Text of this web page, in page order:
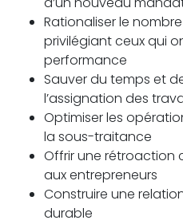
Rationaliser le
privilégiant ceux qui
performance
Sauver du temps et
l’assignation des
Optimiser les
la sous-traitance
Offrir une rétroaction
aux entrepreneurs
Construire une
durable